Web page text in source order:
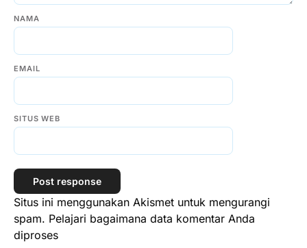
NAMA
EMAIL
SITUS WEB
Situs ini menggunakan Akismet untuk mengurangi
spam. Pelajari bagaimana data komentar Anda
diproses